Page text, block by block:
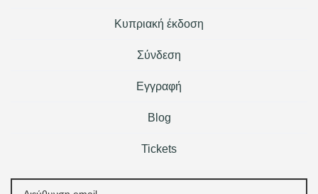
Κυπριακή έκδοση
Σύνδεση
Εγγραφή
Blog
Tickets